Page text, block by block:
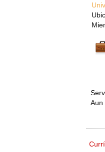
Aun